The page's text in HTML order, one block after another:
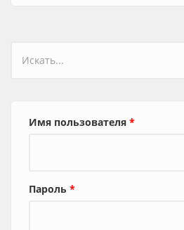
Форма поиска
Имя пользователя *
Пароль *